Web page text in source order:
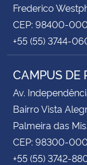
Frederico
CEP: 98400-000
+55 (55) 3744-
CAMPUS DE
Av.
Bairro Vista
Palmeira das
CEP: 98300-000
+55 (55) 3742-